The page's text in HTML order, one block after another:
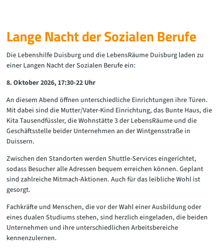
Lange Nacht der Sozialen Berufe
Die Lebenshilfe Duisburg und die LebensRäume Duisburg laden zu
einer Langen Nacht der Sozialen Berufe ein:
8. Oktober 2026, 17:30-22 Uhr
An diesem Abend öffnen unterschiedliche Einrichtungen ihre Türen.
Mit dabei sind die Mutter/Vater-Kind Einrichtung, das Bunte Haus, die
Kita Tausendfüssler, die Wohnstätte 3 der LebensRäume und die
Geschäftsstelle beider Unternehmen an der Wintgensstraße in
Duissern.
Zwischen den Standorten werden Shuttle-Services eingerichtet,
sodass Besucher alle Adressen bequem erreichen können. Geplant
sind zahlreiche Mitmach-Aktionen. Auch für das leibliche Wohl ist
gesorgt.
Fachkräfte und Menschen, die vor der Wahl einer Ausbildung oder
eines dualen Studiums stehen, sind herzlich eingeladen, die beiden
Unternehmen und ihre unterschiedlichen Arbeitsbereiche
kennenzulernen.